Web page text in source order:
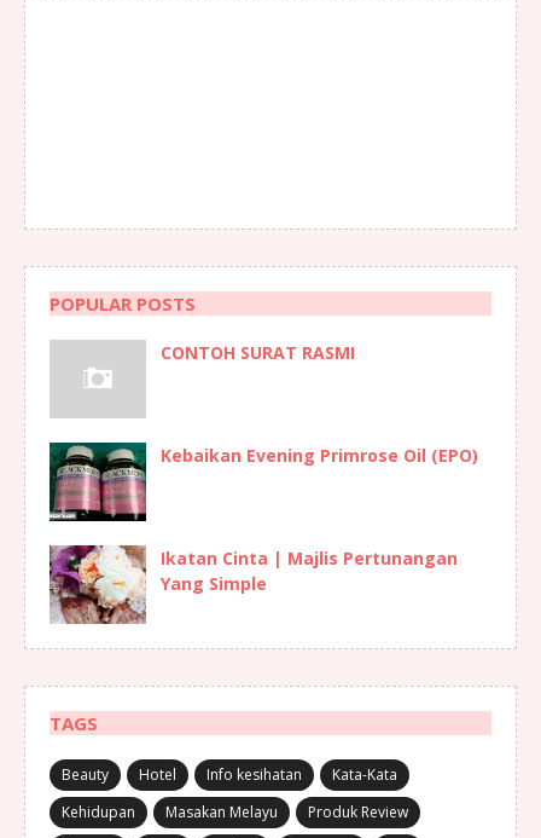
POPULAR POSTS
CONTOH SURAT RASMI
Kebaikan Evening Primrose Oil (EPO)
Ikatan Cinta | Majlis Pertunangan
Yang Simple
TAGS
Beauty Hotel Info kesihatan
Kata-Kata
Kehidupan
Masakan Melayu
Produk Review